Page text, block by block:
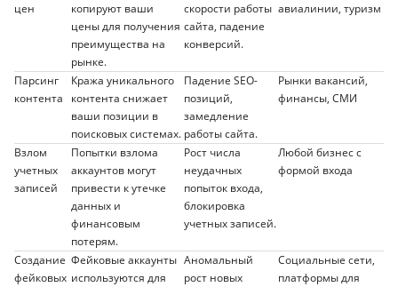
цен
копируют ваши
цены для получения
преимущества на
рынке.
скорости работы
сайта, падение
конверсий.
авиалинии, туризм
Парсинг
контента
Кража уникального
контента снижает
ваши позиции в
поисковых системах.
Падение SEO-
позиций,
замедление
работы сайта.
Рынки вакансий,
финансы, СМИ
Взлом
учетных
записей
Попытки взлома
аккаунтов могут
привести к утечке
данных и
финансовым
потерям.
Рост числа
неудачных
попыток входа,
блокировка
учетных записей.
Любой бизнес с
формой входа
Создание
фейковых
Фейковые аккаунты
используются для
Аномальный
рост новых
Социальные сети,
платформы для